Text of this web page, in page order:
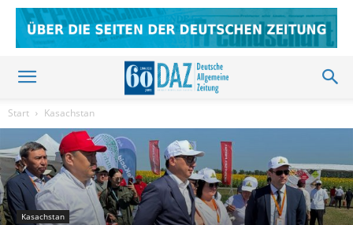
Start Kasachstan
Kasachstan